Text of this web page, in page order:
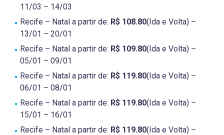
11/03 – 14/03
Recife – Natal a partir de: R$ 108.80(Ida e Volta) –
13/01 – 20/01
Recife – Natal a partir de: R$ 109.80(Ida e Volta) –
05/01 – 09/01
Recife – Natal a partir de: R$ 119.80(Ida e Volta) –
06/01 – 08/01
Recife – Natal a partir de: R$ 119.80(Ida e Volta) –
15/01 – 16/01
Recife – Natal a partir de: R$ 119.80(Ida e Volta) –